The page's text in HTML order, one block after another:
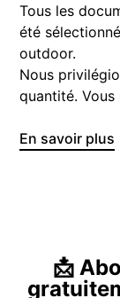
Tous les
été
outdoor.
Nous
quantité. Vous
En savoir plus
📩